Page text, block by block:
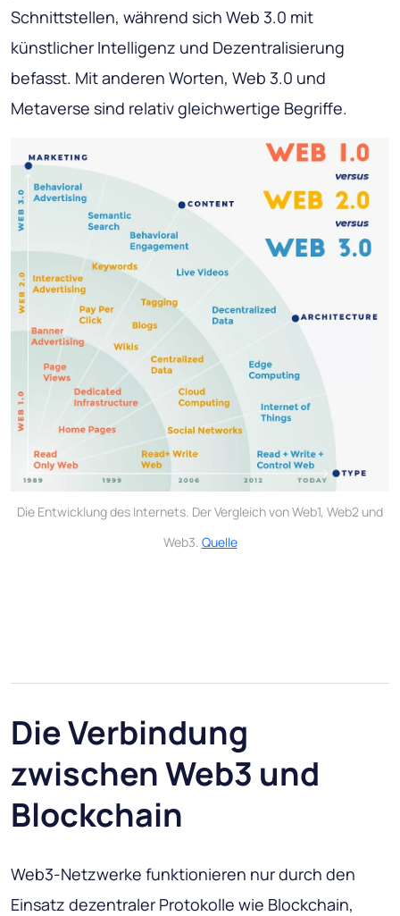
Schnittstellen, während sich Web 3.0 mit
künstlicher Intelligenz und Dezentralisierung
befasst. Mit anderen Worten, Web 3.0 und
Metaverse sind relativ gleichwertige Begriffe.
Die Entwicklung des Internets. Der Vergleich von Web1, Web2 und
Web3. Quelle
Die Verbindung
zwischen Web3 und
Blockchain
Web3-Netzwerke funktionieren nur durch den
Einsatz dezentraler Protokolle wie Blockchain,